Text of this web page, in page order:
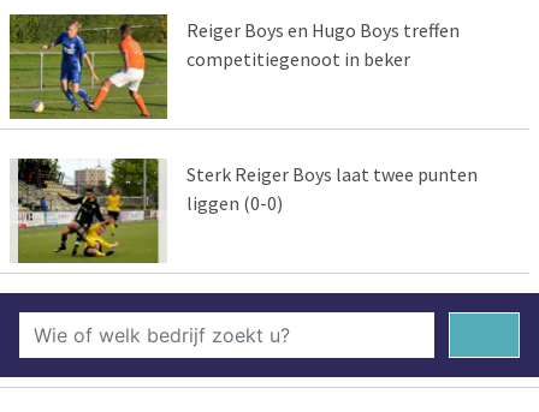
Reiger Boys en Hugo Boys treffen
competitiegenoot in beker
Sterk Reiger Boys laat twee punten
liggen (0-0)